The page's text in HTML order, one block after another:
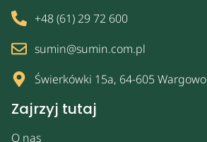
Zajrzyj tutaj
O nas
+48 (61) 29 72 600
sumin@sumin.com.pl
Świerkówki 15a, 64-605 Wargowo